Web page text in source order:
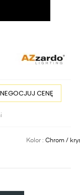
NEGOCJUJ CENĘ
Kolor :Chrom /